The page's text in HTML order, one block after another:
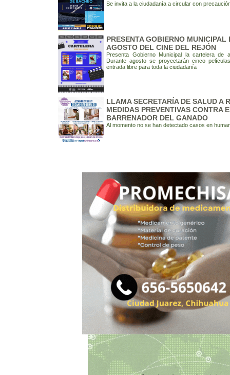
Se invita a la ciudadanía a circular con
PRESENTA GOBIERNO
AGOSTO DEL CINE DEL REJÓN
Presenta Gobierno Municipal la cartelera de
Durante agosto se proyectarán cinco
entrada libre para toda la ciudadanía
LLAMA SECRETARÍA DE SALUD A
MEDIDAS PREVENTIVAS CONTRA
BARRENADOR DEL GANADO
Al momento no se han detectado casos en